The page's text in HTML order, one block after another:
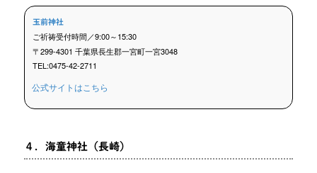
玉前神社
ご祈祷受付時間／9:00～15:30
〒299-4301 千葉県長生郡一宮町一宮3048
TEL:0475-42-2711
公式サイトはこちら
４．海童神社（長崎）